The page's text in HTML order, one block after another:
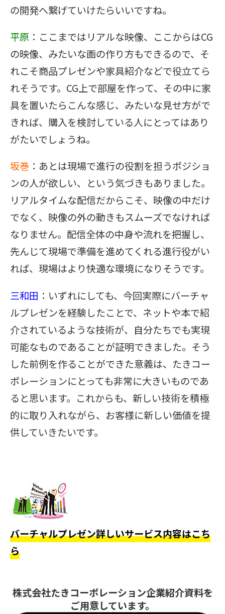
の開発へ繋げていけたらいいですね。
平原 ：ここまではリアルな映像、ここからはCG
の映像、みたいな画の作り方もできるので、そ
れこそ商品プレゼンや家具紹介などで役立てら
れそうです。CG上で部屋を作って、その中に家
具を置いたらこんな感じ、みたいな見せ方がで
きれば、購入を検討している人にとってはあり
がたいでしょうね。
坂巻 ：あとは現場で進行の役割を担うポジショ
ンの人が欲しい、という気づきもありました。
リアルタイムな配信だからこそ、映像の中だけ
でなく、映像の外の動きもスムーズでなければ
なりません。配信全体の中身や流れを把握し、
先んじて現場で準備を進めてくれる進行役がい
れば、現場はより快適な環境になりそうです。
三和田 ：いずれにしても、今回実際にバーチャ
ルプレゼンを経験したことで、ネットや本で紹
介されているような技術が、自分たちでも実現
可能なものであることが証明できました。そう
した前例を作ることができた意義は、たきコー
ポレーションにとっても非常に大きいものであ
ると思います。これからも、新しい技術を積極
的に取り入れながら、お客様に新しい価値を提
供していきたいです。
バーチャルプレゼン詳しいサービス内容はこち
ら
株式会社たきコーポレーション企業紹介資料を
ご用意しています。